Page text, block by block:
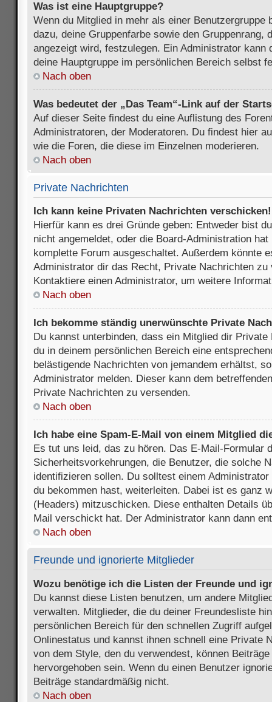
Was ist eine Hauptgruppe?
Wenn du Mitglied in mehr als einer Benutzergruppe
dazu, deine Gruppenfarbe sowie den Gruppenrang,
angezeigt wird, festzulegen. Ein Administrator kann
deine Hauptgruppe im persönlichen Bereich selbst
Nach oben
Was bedeutet der „Das Team“-Link auf der
Auf dieser Seite findest du eine Auflistung des
Administratoren, der Moderatoren. Du findest hier
wie die Foren, die diese im Einzelnen moderieren.
Nach oben
Private Nachrichten
Ich kann keine Privaten Nachrichten verschicken!
Hierfür kann es drei Gründe geben: Entweder bist
nicht angemeldet, oder die Board-Administration
komplette Forum ausgeschaltet. Außerdem könnte
Administrator dir das Recht, Private Nachrichten
Kontaktiere einen Administrator, um weitere
Nach oben
Ich bekomme ständig unerwünschte Private
Du kannst unterbinden, dass ein Mitglied dir
du in deinem persönlichen Bereich eine
belästigende Nachrichten von jemandem erhältst,
Administrator melden. Dieser kann dem
Private Nachrichten zu versenden.
Nach oben
Ich habe eine Spam-E-Mail von einem Mitglied
Es tut uns leid, das zu hören. Das E-Mail-Formular
Sicherheitsvorkehrungen, die Benutzer, die solche
identifizieren sollen. Du solltest einem
du bekommen hast, weiterleiten. Dabei ist es ganz
(Headers) mitzuschicken. Diese enthalten Details
Mail verschickt hat. Der Administrator kann dann
Nach oben
Freunde und ignorierte Mitglieder
Wozu benötige ich die Listen der Freunde und
Du kannst diese Listen benutzen, um andere
verwalten. Mitglieder, die du deiner Freundesliste
persönlichen Bereich für den schnellen Zugriff
Onlinestatus und kannst ihnen schnell eine Private
von dem Style, den du verwendest, können
hervorgehoben sein. Wenn du einen Benutzer
Beiträge standardmäßig nicht.
Nach oben